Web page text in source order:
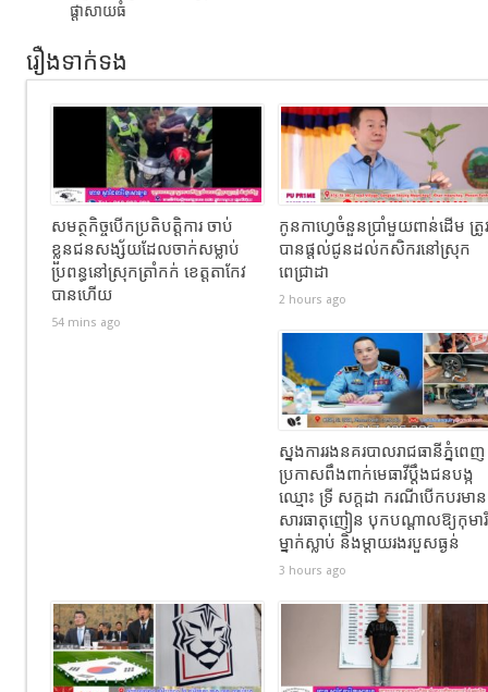
ផ្តាសាយធំ
រឿងទាក់ទង
សមត្ថកិច្ចបើកប្រតិបត្តិការ ចាប់
ខ្លួនជនសង្ស័យដែលចាក់សម្លាប់
ប្រពន្ធនៅស្រុកត្រាំកក់ ខេត្តតាកែវ
បានហេីយ
54 mins ago
កូនកាហ្វេចំនួនប្រាំមួយពាន់ដើម ត្រូ
បានផ្តល់ជូនដល់កសិករនៅស្រុក
ពេជ្រាដា
2 hours ago
ស្នងការរងនគរបាលរាជធានីភ្នំពេញ
ប្រកាសពឹងពាក់មេធាវីប្តឹងជនបង្ក
ឈ្មោះ ទ្រី សក្ដដា ករណីបើកបរមាន
សារធាតុញៀន បុកបណ្តាលឱ្យកុមារី
ម្នាក់ស្លាប់ និងម្តាយរងរបួសធ្ងន់
3 hours ago